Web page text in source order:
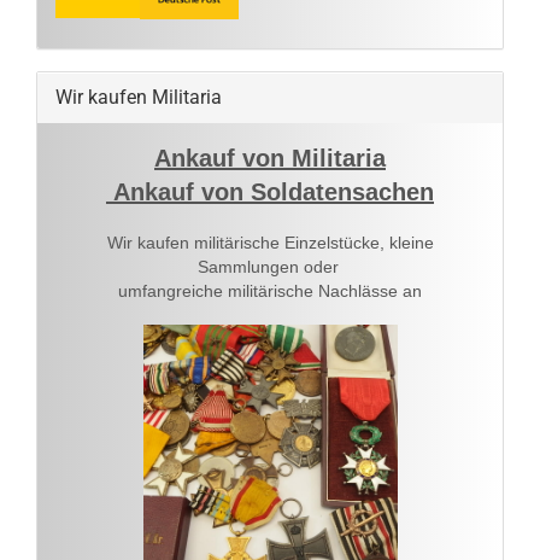
Wir kaufen Militaria
Ankauf von Militaria
Ankauf von Soldatensachen
Wir kaufen militärische Einzelstücke, kleine
Sammlungen oder
umfangreiche militärische Nachlässe an